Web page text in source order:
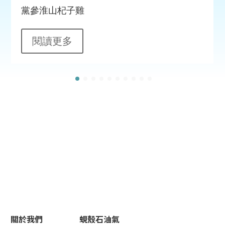
黨參淮山杞子雞
閱讀更多
關於我們 蜆殼石油氣